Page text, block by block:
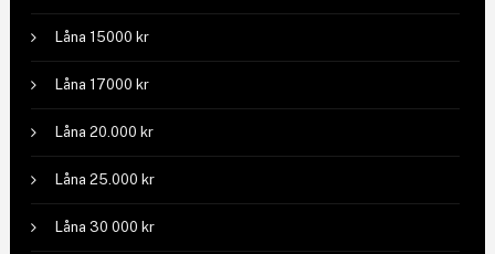
Låna 15000 kr
Låna 17000 kr
Låna 20.000 kr
Låna 25.000 kr
Låna 30 000 kr